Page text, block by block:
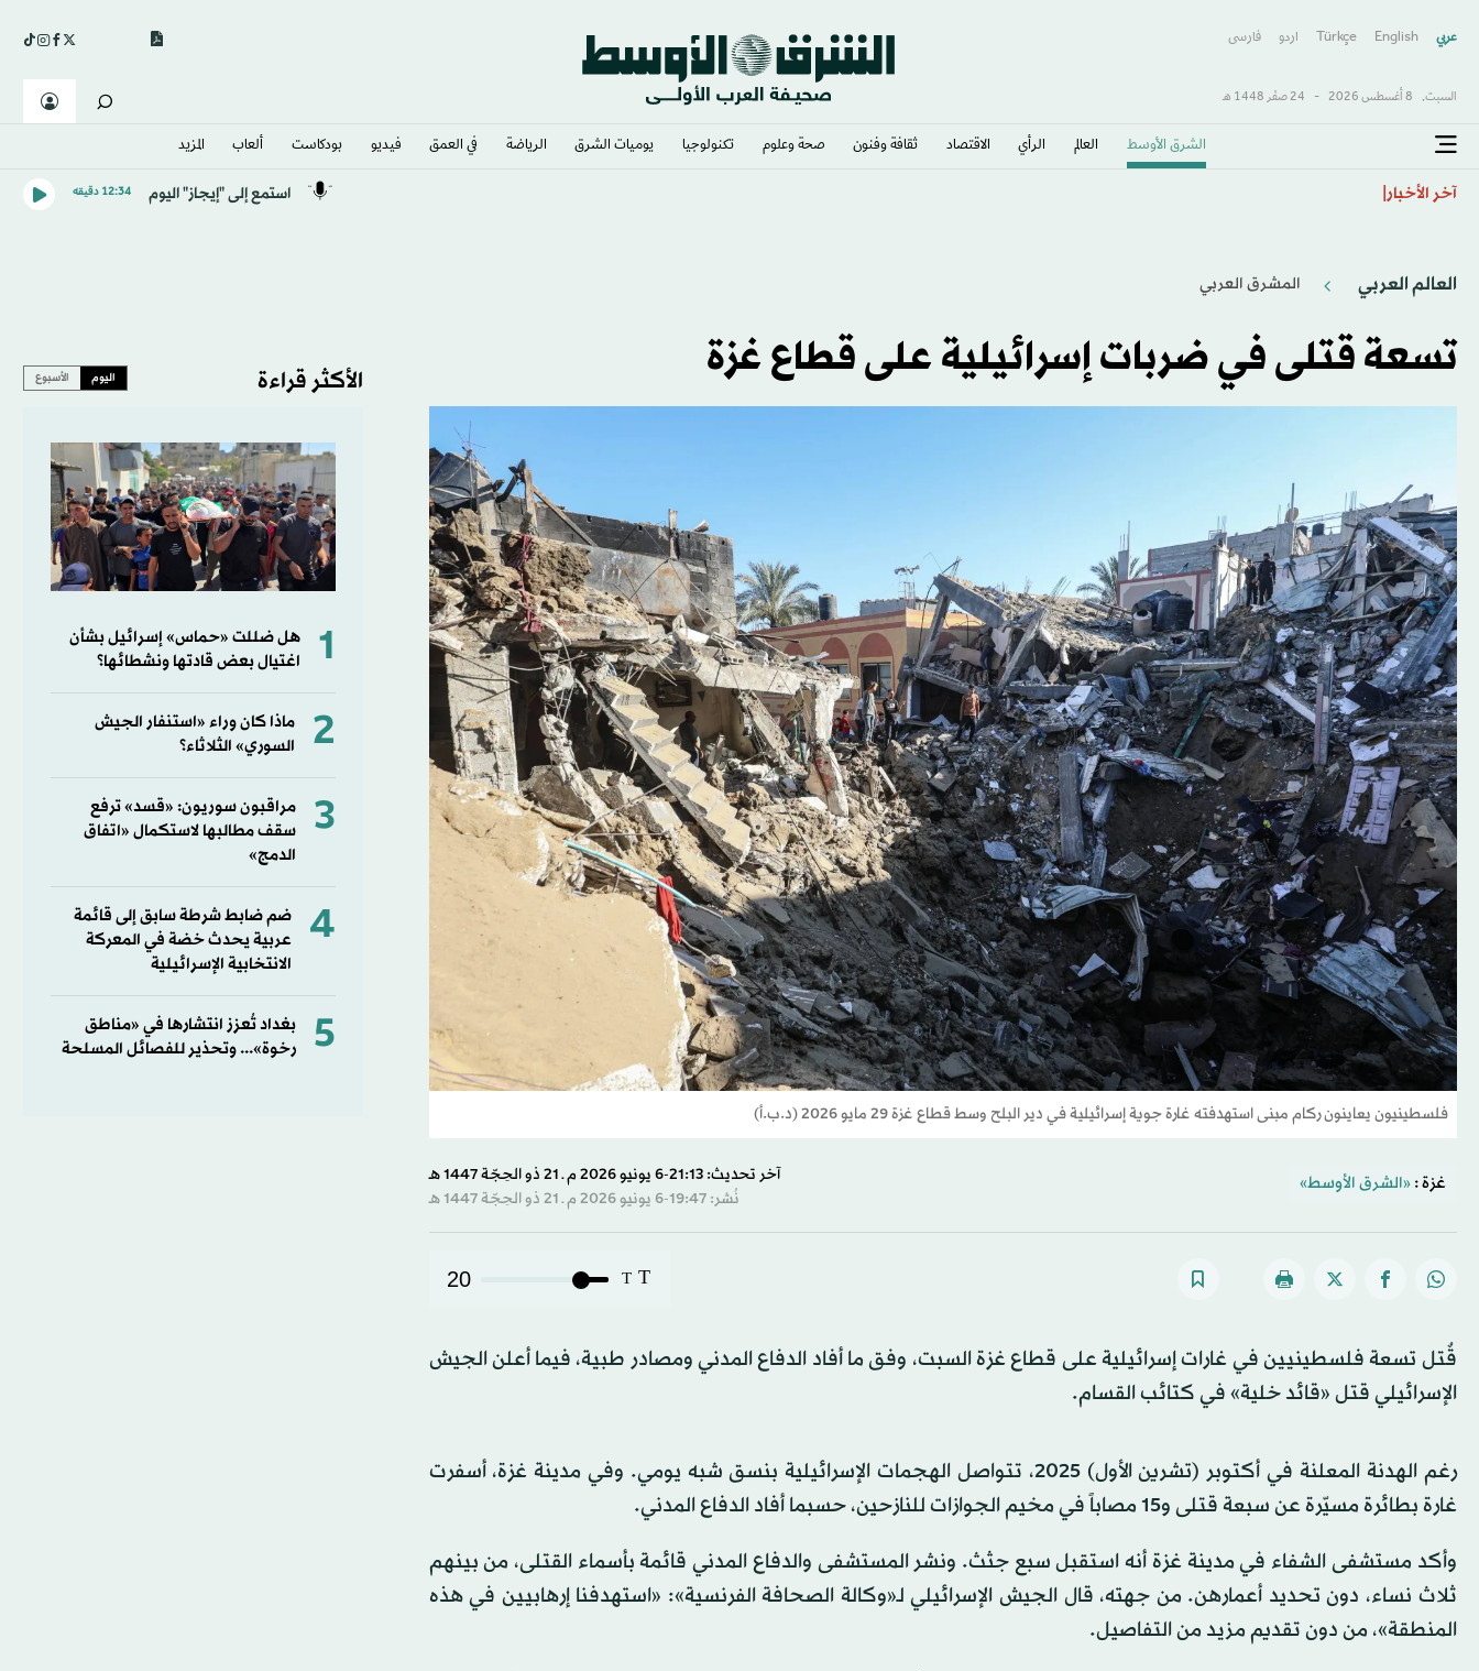
عربي English
Türkçe اردو فارسى
السبت, 8 أغسطس 2026 - 24 صفَر 1448 هـ
الشرق الأوسط​ العالم الرأي الاقتصاد ثقافة وفنون صحة وعلوم تكنولوجيا يوميات الشرق​ الرياضة في العمق فيديو بودكاست ألعاب المزيد
آخر الأخبار استمع إلى "إيجاز" اليوم 12:34 دقيقه
العالم العربي المشرق العربي
تسعة قتلى في ضربات إسرائيلية على قطاع غزة
فلسطينيون يعاينون ركام مبنى استهدفته غارة جوية إسرائيلية في دير البلح وسط قطاع غزة 29 مايو 2026 (د.ب.أ)
غزة : «الشرق الأوسط»
آخر تحديث: 21:13-6 يونيو 2026 م ـ 21 ذو الحِجّة 1447 هـ
نُشر: 19:47-6 يونيو 2026 م ـ 21 ذو الحِجّة 1447 هـ
T
T
20
قٌتل تسعة فلسطينيين في غارات إسرائيلية على قطاع غزة السبت، وفق ما أفاد الدفاع المدني ومصادر طبية، فيما أعلن الجيش
الإسرائيلي قتل «قائد خلية» في كتائب القسام.
رغم الهدنة المعلنة في أكتوبر (تشرين الأول) 2025، تتواصل الهجمات الإسرائيلية بنسق شبه يومي. وفي مدينة غزة، أسفرت
غارة بطائرة مسيّرة عن سبعة قتلى و15 مصاباً في مخيم الجوازات للنازحين، حسبما أفاد الدفاع المدني.
وأكد مستشفى الشفاء في مدينة غزة أنه استقبل سبع جثث. ونشر المستشفى والدفاع المدني قائمة بأسماء القتلى، من بينهم
ثلاث نساء، دون تحديد أعمارهن. من جهته، قال الجيش الإسرائيلي لـ«وكالة الصحافة الفرنسية»: «استهدفنا إرهابيين في هذه
المنطقة»، من دون تقديم مزيد من التفاصيل.
الأكثر قراءة اليوم الأسبوع
1
هل ضللت «حماس» إسرائيل بشأن
اغتيال بعض قادتها ونشطائها؟
2
ماذا كان وراء «استنفار الجيش
السوري» الثلاثاء؟
3
مراقبون سوريون: «قسد» ترفع
سقف مطالبها لاستكمال «اتفاق
الدمج»
4
ضم ضابط شرطة سابق إلى قائمة
عربية يحدث خضة في المعركة
الانتخابية الإسرائيلية
5
بغداد تُعزز انتشارها في «مناطق
رخوة»... وتحذير للفصائل المسلحة